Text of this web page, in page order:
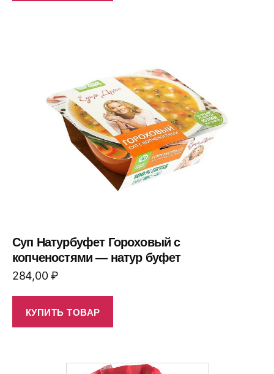
Суп Натурбуфет Гороховый с
копченостями — натур буфет
284,00₽
КУПИТЬ ТОВАР